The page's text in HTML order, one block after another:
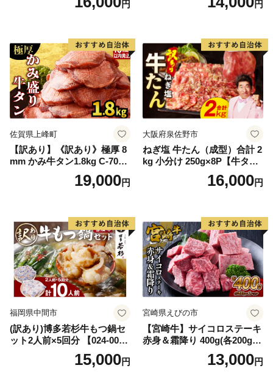
60] 肉 牛肉 精肉 牛たん 牛タ
厚切り タン
円 円
佐賀県上峰町
【訳あり】《訳あり》極厚 8
mm かみ牛タン1.8kg C-709-
19,000円
大阪府泉佐野市
ねぎ塩 牛たん（成型）合計 2
kg 小分け 250g×8P【牛タン
牛肉 焼肉用 薄切り 訳あり サ
16,000円
福岡県中間市
(訳あり)博多若杉牛もつ鍋セ
ット2人前×5回分 【024-002
15,000円
宮崎県えびの市
【宮崎牛】サイコロステーキ
赤身＆霜降り 400g(各200g×
１P 計2P) 真空パック 冷凍
13,000円